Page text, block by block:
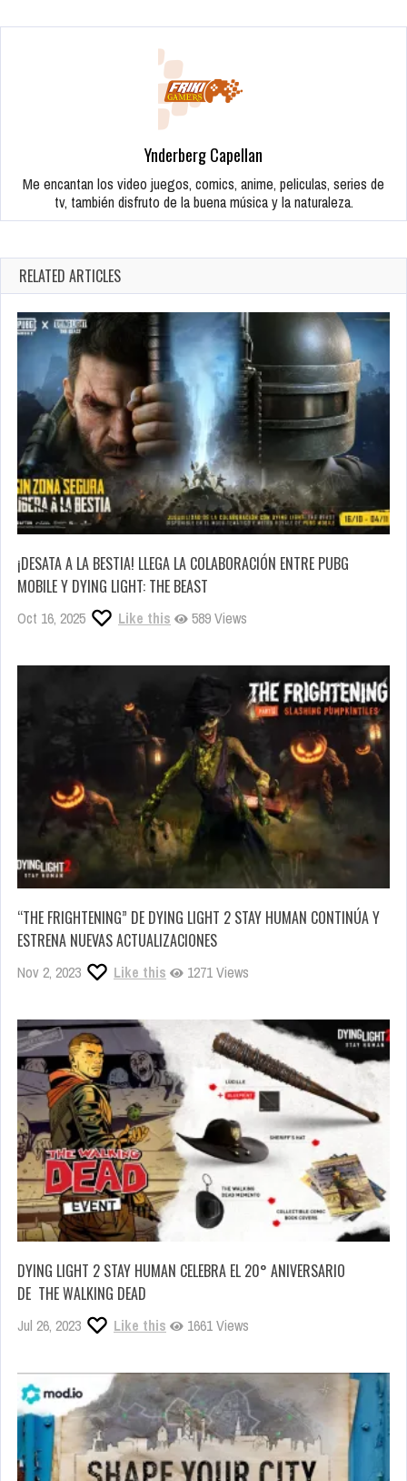
Ynderberg Capellan
Me encantan los video juegos, comics, anime, peliculas, series de
tv, también disfruto de la buena música y la naturaleza.
RELATED ARTICLES
¡DESATA A LA BESTIA! LLEGA LA COLABORACIÓN ENTRE PUBG
MOBILE Y DYING LIGHT: THE BEAST
Oct 16, 2025 Like this 589 Views
“THE FRIGHTENING” DE DYING LIGHT 2 STAY HUMAN CONTINÚA Y
ESTRENA NUEVAS ACTUALIZACIONES
Nov 2, 2023 Like this 1271 Views
DYING LIGHT 2 STAY HUMAN CELEBRA EL 20° ANIVERSARIO
DE THE WALKING DEAD
Jul 26, 2023 Like this 1661 Views